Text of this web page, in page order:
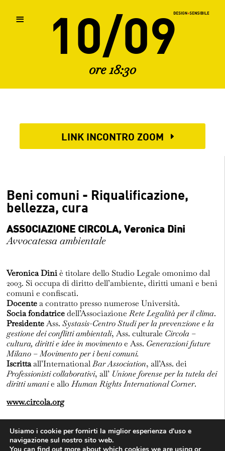
≡
Relatori 2021
Fuorisalone 2022
Fuorisalone 2023
D+S 2019
D+S 2018
Email
10/09
ore 18:30
LINK INCONTRO ZOOM
Beni comuni - Riqualificazione,
bellezza, cura
ASSOCIAZIONE CIRCOLA, Veronica Dini
Avvocatessa ambientale
Veronica Diniè titolare dello Studio Legale omonimo dal
2003. Si occupa di diritto dell’ambiente, diritti umani e beni
comuni e confiscati.
Docentea contratto presso numerose Università.
Socia fondatricedell’AssociazioneRete Legalità per il clima.
PresidenteAss.Systasis-Centro Studi per la prevenzione e la
gestione dei conflitti ambientali, Ass. culturale Circola –
cultura, diritti e idee in movimentoe Ass. Generazioni future
Milano – Movimento per i beni comuni.
Iscrittaall’InternationalBar Association, all’Ass. dei
Professionisti collaborativi, all’ Unione forense per la tutela dei
diritti umanie alloHuman Rights International Corner.
www.circola.org
HOME
Usiamo i cookie per fornirti la miglior esperienza d'uso e
navigazione sul nostro sito web.